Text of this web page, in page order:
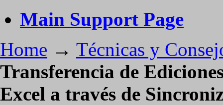
Main Support Page
Home → Técnicas y
Transferencia de
Excel a través de